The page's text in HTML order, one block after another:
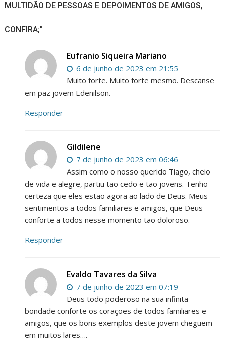
MULTIDÃO DE PESSOAS E DEPOIMENTOS DE AMIGOS,
CONFIRA;"
Eufranio Siqueira Mariano
6 de junho de 2023 em 21:55
Muito forte. Muito forte mesmo. Descanse
em paz jovem Edenilson.
Responder
Gildilene
7 de junho de 2023 em 06:46
Assim como o nosso querido Tiago, cheio
de vida e alegre, partiu tão cedo e tão jovens. Tenho
certeza que eles estão agora ao lado de Deus. Meus
sentimentos a todos familiares e amigos, que Deus
conforte a todos nesse momento tão doloroso.
Responder
Evaldo Tavares da Silva
7 de junho de 2023 em 07:19
Deus todo poderoso na sua infinita
bondade conforte os corações de todos familiares e
amigos, que os bons exemplos deste jovem cheguem
em muitos lares….